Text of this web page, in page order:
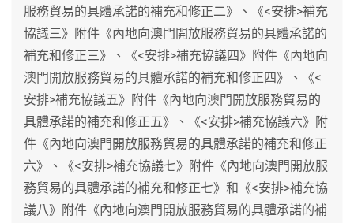
服務貿易的具體承諾的補充和修正二》、《<安排>補充
協議三》附件《內地向澳門開放服務貿易的具體承諾的
補充和修正三》、《<安排>補充協議四》附件《內地向
澳門開放服務貿易的具體承諾的補充和修正四》、《<
安排>補充協議五》附件《內地向澳門開放服務貿易的
具體承諾的補充和修正五》、《<安排>補充協議六》附
件《內地向澳門開放服務貿易的具體承諾的補充和修正
六》、《<安排>補充協議七》附件《內地向澳門開放服
務貿易的具體承諾的補充和修正七》和《<安排>補充協
議八》附件《內地向澳門開放服務貿易的具體承諾的補